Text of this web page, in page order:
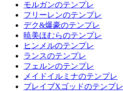
モルガンのテンプレ
フリーレンのテンプレ
デク&爆豪のテンプレ
暁美ほむらのテンプレ
ヒンメルのテンプレ
ランスのテンプレ
フェルンのテンプレ
メイドイルミナのテンプレ
ブレイブXゴッドのテンプレ